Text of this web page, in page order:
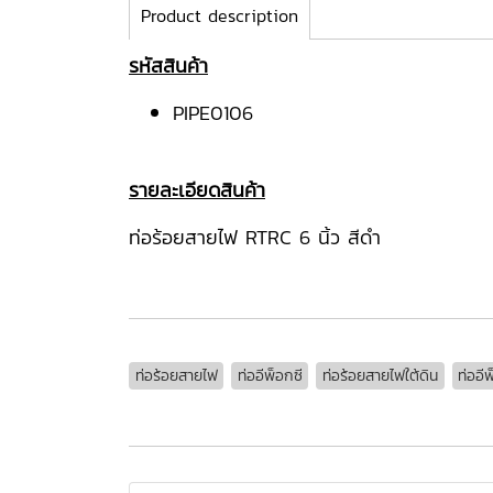
Product description
รหัสสินค้า
PIPE0106
รายละเอียดสินค้า
ท่อร้อยสายไฟ RTRC 6 นิ้ว สีดำ
ท่อร้อยสายไฟ ท่ออีพ็อกซี ท่อร้อยสายไฟใต้ดิน ท่ออี